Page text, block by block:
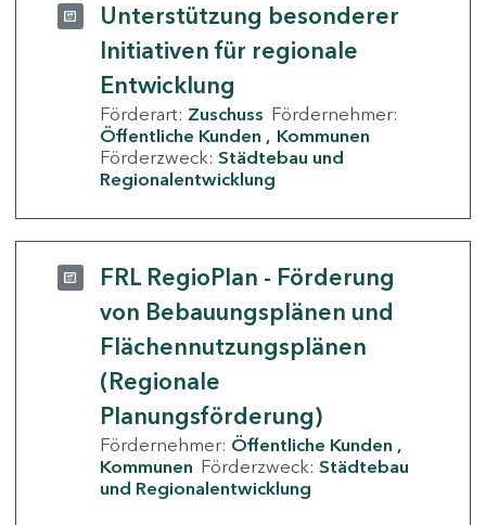
Unterstützung besonderer
Initiativen für regionale
Entwicklung
Förderart: Zuschuss Fördernehmer:
Öffentliche Kunden
Kommunen
Förderzweck: Städtebau und
Regionalentwicklung
FRL RegioPlan - Förderung
von Bebauungsplänen und
Flächennutzungsplänen
(Regionale
Planungsförderung)
Fördernehmer: Öffentliche Kunden
Kommunen Förderzweck: Städtebau
und Regionalentwicklung